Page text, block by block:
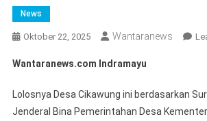
News
Oktober 22, 2025 Wantaranews
Wantaranews.com Indramayu
Lolosnya Desa Cikawung ini berdasarkan
Jenderal Bina Pemerintahan Desa